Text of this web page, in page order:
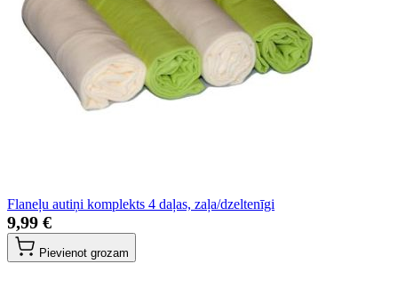
Flaneļu autiņi komplekts 4 daļas, zaļa/dzeltenīgi
9,99 €
Pievienot grozam